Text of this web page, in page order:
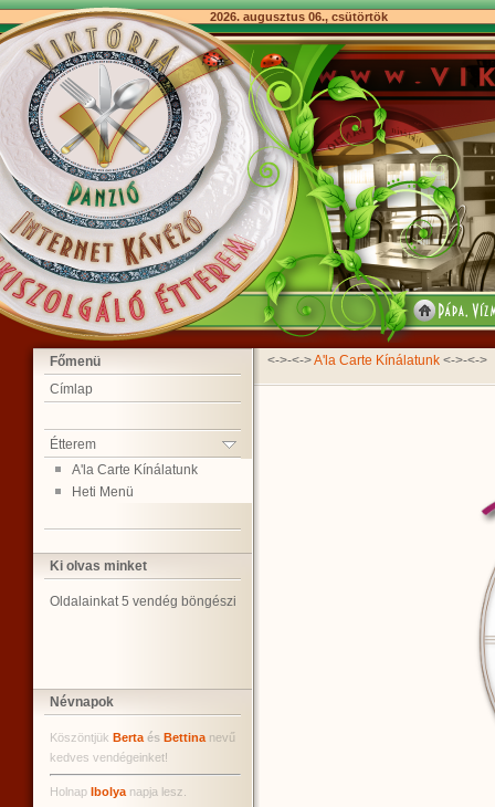
2026. augusztus 06., csütörtök
Főmenü
Címlap
Étterem
A'la Carte Kínálatunk
Heti Menü
Ki olvas minket
Oldalainkat 5 vendég böngészi
Névnapok
Köszöntjük Berta és Bettina nevű
kedves vendégeinket!
Holnap Ibolya napja lesz.
<->-<->A'la Carte Kínálatunk <->-<->